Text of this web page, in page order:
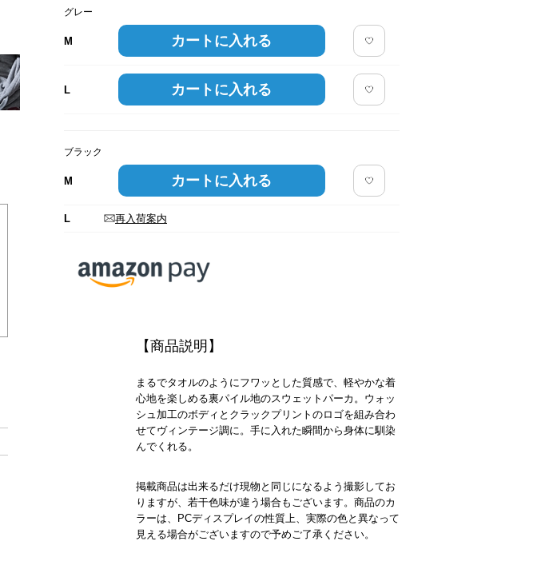
グレー
M カートに入れる
L カートに入れる
ブラック
M カートに入れる
L 再入荷案内
【商品説明】
まるでタオルのようにフワッとした質感で、軽やかな着
心地を楽しめる裏パイル地のスウェットパーカ。ウォッ
シュ加工のボディとクラックプリントのロゴを組み合わ
せてヴィンテージ調に。手に入れた瞬間から身体に馴染
んでくれる。
掲載商品は出来るだけ現物と同じになるよう撮影してお
りますが、若干色味が違う場合もございます。商品のカ
ラーは、PCディスプレイの性質上、実際の色と異なって
見える場合がございますので予めご了承ください。
モデル身長：176cm。ウエスト：74cm。着用サイズ：M